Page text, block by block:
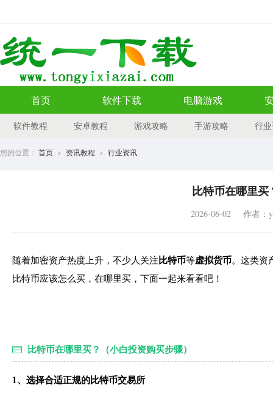
首页 软件下载 电脑游戏
软件教程 安卓教程 游戏攻略 手游攻略 行
您的位置： 首页 > 资讯教程 > 行业资讯
比特币在哪里
2026-06-02 作者：
随着加密资产热度上升，不少人关注比特币等虚拟货币。这类资
比特币应该怎么买，在哪里买，下面一起来看看吧！
比特币在哪里买？（小白投资购买步骤）
1、选择合适正规的比特币交易所